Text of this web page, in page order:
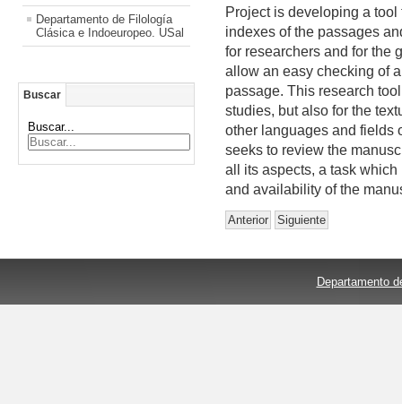
Departamento de Filología
Clásica e Indoeuropeo. USal
Buscar
Buscar...
Project is developing a
indexes of the passages
for researchers and for the
allow an easy checking of
passage. This research
studies, but also for the
other languages and fields
seeks to review the
all its aspects, a task
and availability of the
Anterior Siguiente
Departamento